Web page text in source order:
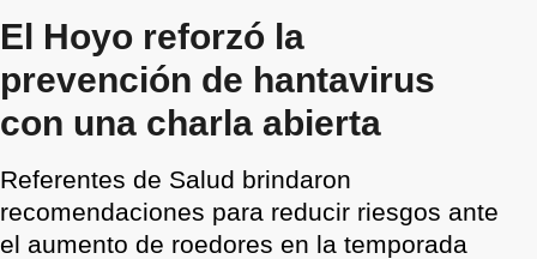
El Hoyo reforzó la
prevención de hantavirus
con una charla abierta
Referentes de Salud brindaron
recomendaciones para reducir riesgos ante
el aumento de roedores en la temporada